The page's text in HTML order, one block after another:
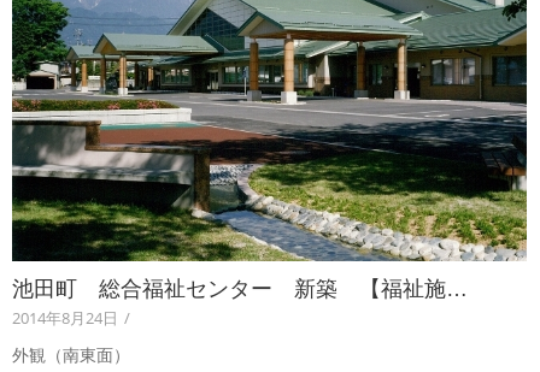
池田町 総合福祉センター 新築 【福祉施…
2014年8月24日 /
外観（南東面）